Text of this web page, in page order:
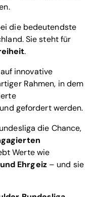
die bedeutendste
Sie steht für
.
innovative
Rahmen, in dem
gefordert werden.
die Chance,
Werte wie
Ehrgeiz– und sie